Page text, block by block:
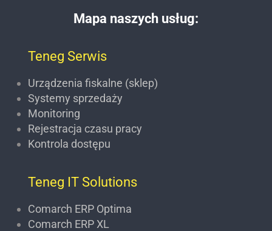
Mapa naszych usług:
Teneg Serwis
Urządzenia fiskalne (sklep)
Systemy sprzedaży
Monitoring
Rejestracja czasu pracy
Kontrola dostępu
Teneg IT Solutions
Comarch ERP Optima
Comarch ERP XL